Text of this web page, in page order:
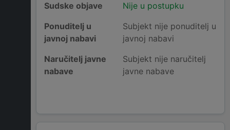
Sudske objave
Nije u postupku
Ponuditelj u
javnoj nabavi
Subjekt nije ponuditelj u
javnoj nabavi
Naručitelj javne
nabave
Subjekt nije naručitelj
javne nabave